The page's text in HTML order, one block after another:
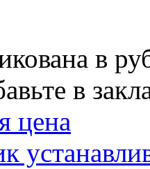
в
в
цена